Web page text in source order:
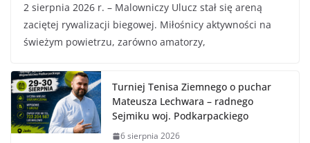
2 sierpnia 2026 r. – Malowniczy Ulucz stał się areną
zaciętej rywalizacji biegowej. Miłośnicy aktywności na
świeżym powietrzu, zarówno amatorzy,
Turniej Tenisa Ziemnego o puchar
Mateusza Lechwara – radnego
Sejmiku woj. Podkarpackiego
6 sierpnia 2026